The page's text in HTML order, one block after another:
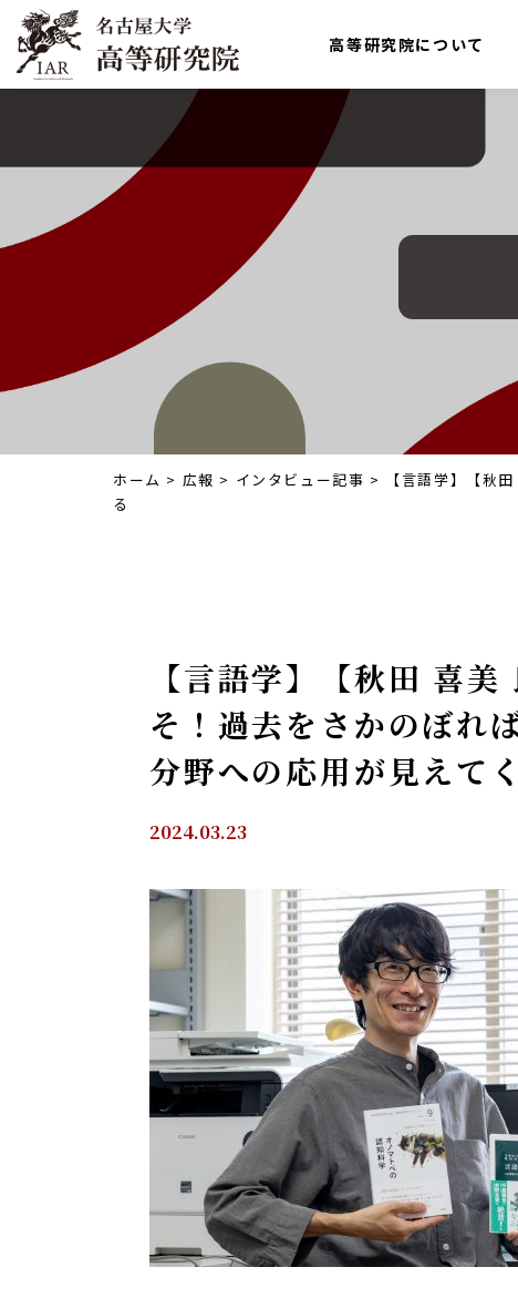
高等研究院について
ホーム > 広報 > インタビュー記事 >
【言語学】【秋
る
【言語学】【秋田 喜
そ！過去をさかのぼれ
分野への応用が見えて
2024.03.23